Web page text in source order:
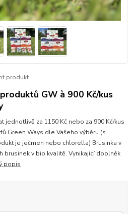
produkt
GW à 900 Kč/kus
jednotlivě za 1150 Kč nebo za 900 Kč/kus
Green Ways dle Vašeho výběru (s
je ječmen nebo chlorella) Brusinka v
brusinek v bio kvalitě. Vynikající doplněk
popis